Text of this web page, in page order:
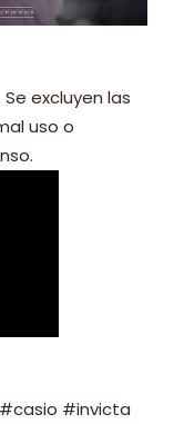
excluyen las
uso o
#invicta